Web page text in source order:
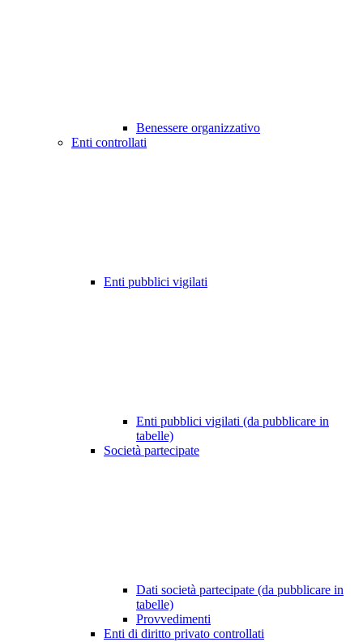
Benessere organizzativo
Enti controllati
Enti pubblici vigilati
Enti pubblici vigilati (da pubblicare in
tabelle)
Società partecipate
Dati società partecipate (da pubblicare in
tabelle)
Provvedimenti
Enti di diritto privato controllati